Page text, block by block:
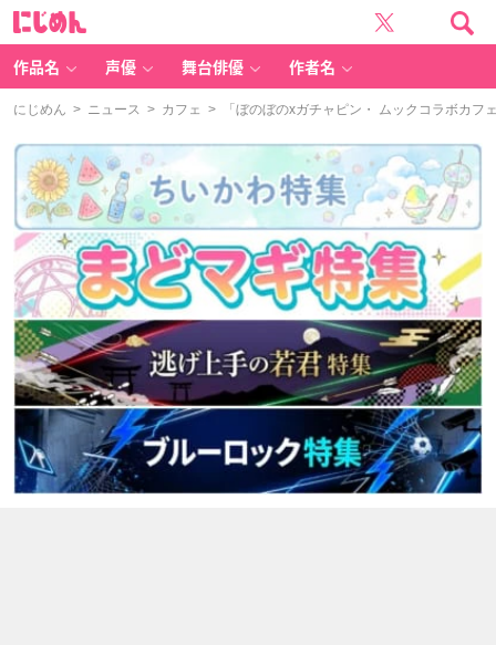
作品名 声優 舞台俳優 作者名
にじめん > ニュース > カフェ > 「ぼのぼのxガチャピン・ ムックコラボカフ